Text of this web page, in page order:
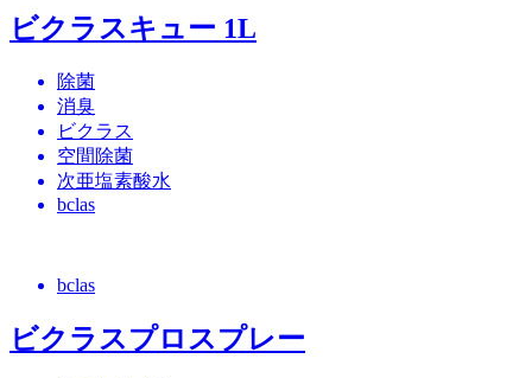
ビクラスキュー 1L
除菌
消臭
ビクラス
空間除菌
次亜塩素酸水
bclas
bclas
ビクラスプロスプレー